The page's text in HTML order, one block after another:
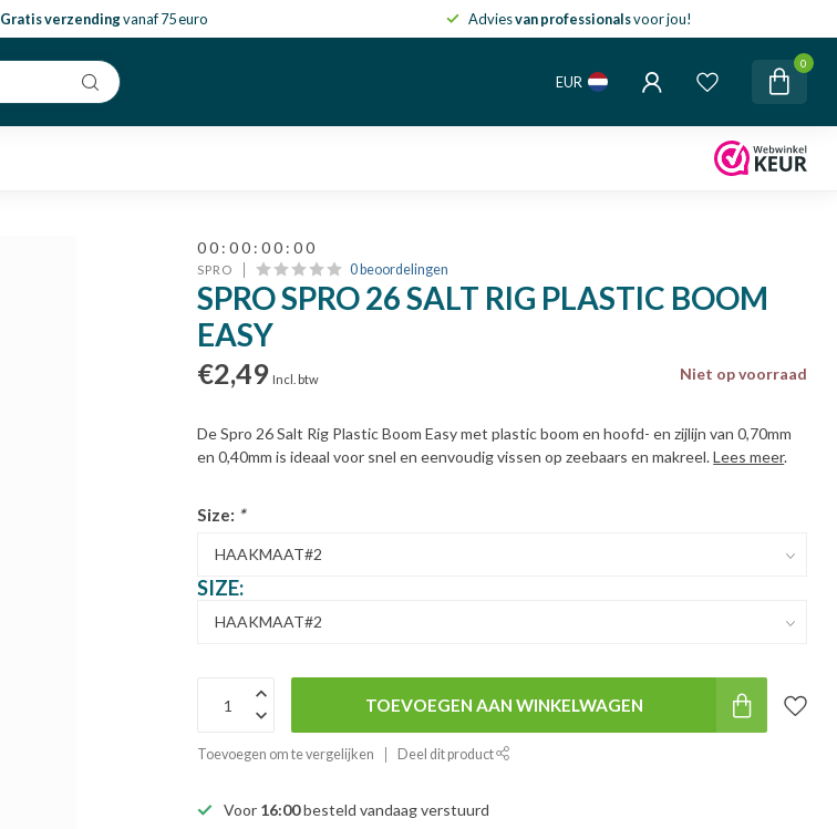
Gratis verzendingvanaf 75 euro Adviesvan professionalsvoor jou!
EUR
0
00 :00 :00 :00
SPRO 0 beoordelingen
SPRO SPRO 26 SALT RIG PLASTIC BOOM
EASY
€2,49 Incl. btw Niet op voorraad
De Spro 26 Salt Rig Plastic Boom Easy met plastic boom en hoofd- en zijlijn van 0,70mm
en 0,40mm is ideaal voor snel en eenvoudig vissen op zeebaars en makreel.Lees meer.
Size: *
SIZE:
TOEVOEGEN AAN WINKELWAGEN
Toevoegen om te vergelijken Deel dit product
Voor 16:00besteld vandaag verstuurd